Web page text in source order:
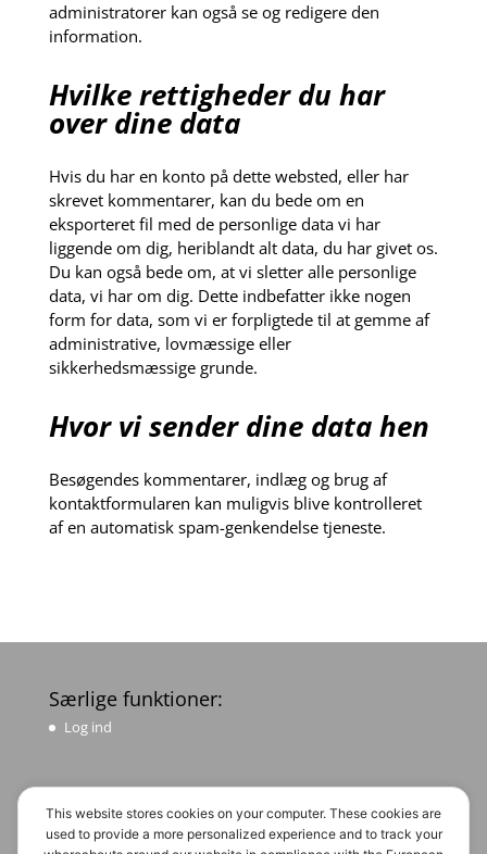
administratorer kan også se og redigere den
information.
Hvilke rettigheder du har
over dine data
Hvis du har en konto på dette websted, eller har
skrevet kommentarer, kan du bede om en
eksporteret fil med de personlige data vi har
liggende om dig, heriblandt alt data, du har givet os.
Du kan også bede om, at vi sletter alle personlige
data, vi har om dig. Dette indbefatter ikke nogen
form for data, som vi er forpligtede til at gemme af
administrative, lovmæssige eller
sikkerhedsmæssige grunde.
Hvor vi sender dine data hen
Besøgendes kommentarer, indlæg og brug af
kontaktformularen kan muligvis blive kontrolleret
af en automatisk spam-genkendelse tjeneste.
Særlige funktioner:
Log ind
Privatlivspolitik
This website stores cookies on your computer. These cookies are
used to provide a more personalized experience and to track your